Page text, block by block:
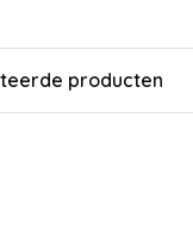
producten